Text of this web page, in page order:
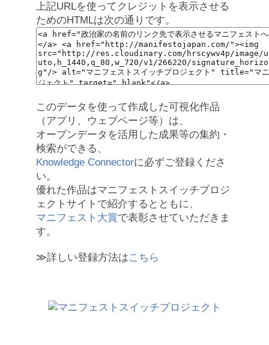
上記URLを使ってクレジットを表示させる
ためのHTMLは次の通りです。
このデータを使って作成した可視化作品
（アプリ、ウェブページ等）は、
オープンデータを活用した成果等の集約・
検索ができる、
Knowledge Connectorに必ずご登録くださ
い。
優れた作品はマニフェストスイッチプロジ
ェクトサイトで紹介するとともに、
マニフェスト大賞で表彰させていただきま
す。
≫詳しい登録方法はこちら